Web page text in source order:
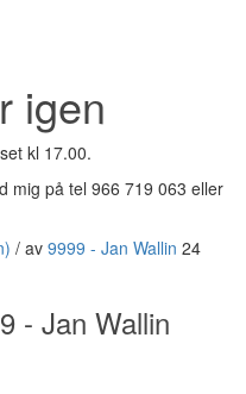
igen
kl 17.00.
mig på tel 966 719 063 eller
/ av 9999 - Jan Wallin 24
- Jan Wallin